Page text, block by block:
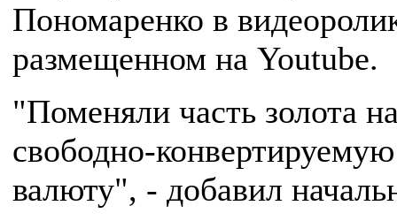
Пономаренко в
размещенном на Youtube.
"Поменяли часть золота
свободно-конвертируемую
валюту", - добавил